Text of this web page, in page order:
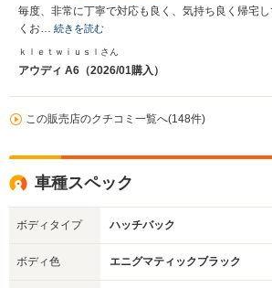
毎度、非常に丁寧で対応も良く、気持ち良く帰宅
くお… 続きを読む
ｋｌｅｔｗｉｕｓｌさん
アウディ A6（2026/01購入）
この販売店のクチコミ一覧へ(148件)
車種スペック
ボディタイプ ハッチバック
ボディ色 エニグマティックブラック